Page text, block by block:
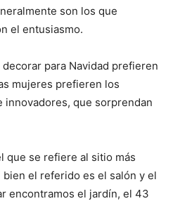
son los que
el entusiasmo.
para Navidad prefieren
mujeres prefieren los
innovadores, que sorprendan
que se refiere al sitio más
bien el referido es el salón y el
encontramos el jardín, el 43